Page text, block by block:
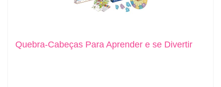
Quebra-Cabeças Para Aprender e se Divertir